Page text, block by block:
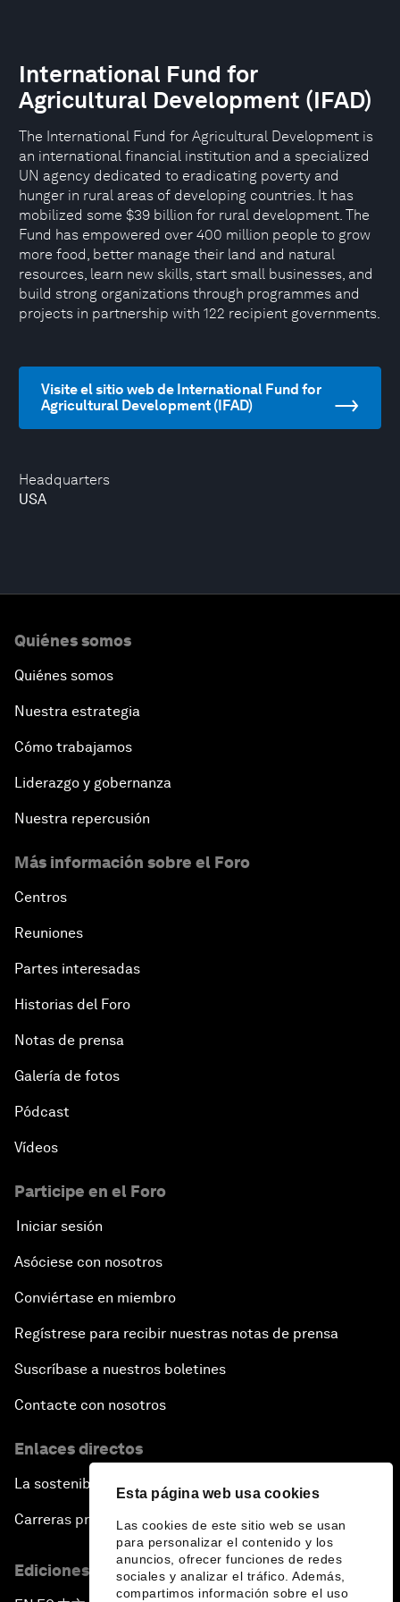
Esta página web usa cookies
Las cookies de este sitio web se usan
para personalizar el contenido y los
anuncios, ofrecer funciones de redes
sociales y analizar el tráfico. Además,
compartimos información sobre el uso
Headquarters
USA
International Fund for
Agricultural Development (IFAD)
The International Fund for Agricultural Development is
an international financial institution and a specialized
UN agency dedicated to eradicating poverty and
hunger in rural areas of developing countries. It has
mobilized some $39 billion for rural development. The
Fund has empowered over 400 million people to grow
more food, better manage their land and natural
resources, learn new skills, start small businesses, and
build strong organizations through programmes and
projects in partnership with 122 recipient governments.
Visite el sitio web de International Fund for
Agricultural Development (IFAD)
Quiénes somos
Quiénes somos
Nuestra estrategia
Cómo trabajamos
Liderazgo y gobernanza
Nuestra repercusión
Más información sobre el Foro
Centros
Reuniones
Partes interesadas
Historias del Foro
Notas de prensa
Galería de fotos
Pódcast
Vídeos
Participe en el Foro
Iniciar sesión
Asóciese con nosotros
Conviértase en miembro
Regístrese para recibir nuestras notas de prensa
Suscríbase a nuestros boletines
Contacte con nosotros
Enlaces directos
La sostenibilidad en el Foro
Carreras profesionales
Ediciones en otros idiomas